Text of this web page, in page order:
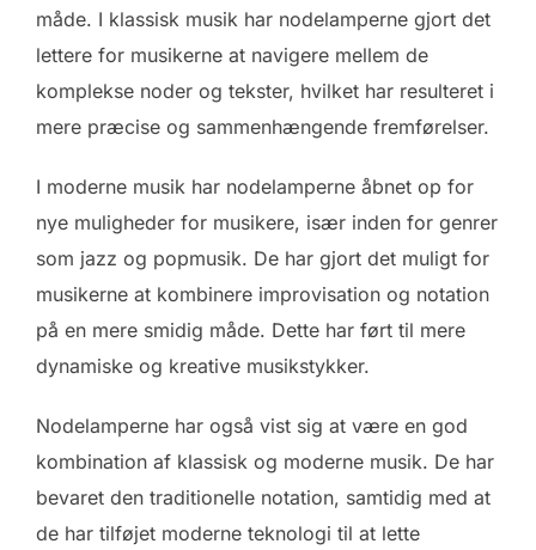
måde. I klassisk musik har nodelamperne gjort det
lettere for musikerne at navigere mellem de
komplekse noder og tekster, hvilket har resulteret i
mere præcise og sammenhængende fremførelser.
I moderne musik har nodelamperne åbnet op for
nye muligheder for musikere, især inden for genrer
som jazz og popmusik. De har gjort det muligt for
musikerne at kombinere improvisation og notation
på en mere smidig måde. Dette har ført til mere
dynamiske og kreative musikstykker.
Nodelamperne har også vist sig at være en god
kombination af klassisk og moderne musik. De har
bevaret den traditionelle notation, samtidig med at
de har tilføjet moderne teknologi til at lette